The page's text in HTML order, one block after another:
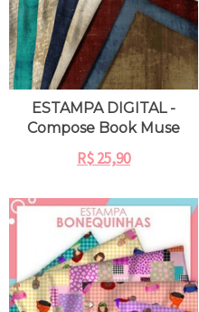
ESTAMPA DIGITAL -
Compose Book Muse
R$25,90